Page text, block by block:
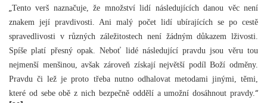
„Tento verš naznačuje, že množství lidí následujících danou věc není
znakem její pravdivosti. Ani malý počet lidí ubírajících se po cestě
spravedlivosti v různých záležitostech není žádným důkazem lživosti.
Spíše platí přesný opak. Neboť lidé následující pravdu jsou věru tou
nejmenší menšinou, avšak zároveň získají největší podíl Boží odměny.
Pravdu či lež je proto třeba nutno odhalovat metodami jinými, těmi,
které od sebe obě z nich bezpečně oddělí a umožní dosáhnout pravdy.“